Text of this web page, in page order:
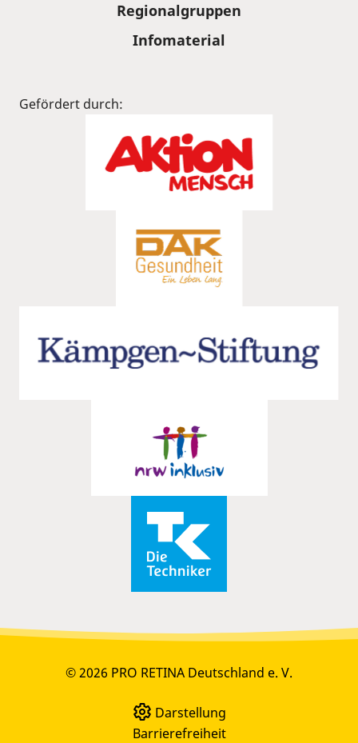
Regionalgruppen
Infomaterial
Gefördert durch:
© 2026 PRO RETINA Deutschland e. V.
Darstellung
Barrierefreiheit